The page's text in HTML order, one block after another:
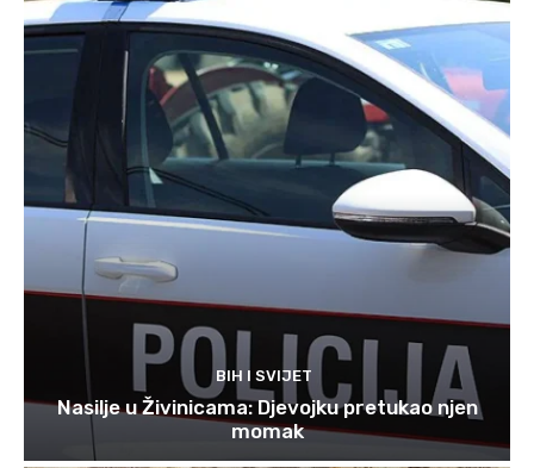
BIH I SVIJET
Nasilje u Živinicama: Djevojku pretukao njen
momak